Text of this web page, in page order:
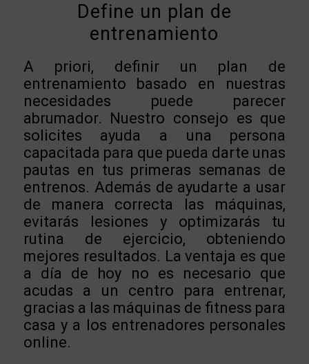
Define un plan de
entrenamiento
A priori, definir un plan de
entrenamiento basado en nuestras
necesidades puede parecer
abrumador. Nuestro consejo es que
solicites ayuda a una persona
capacitada para que pueda darte unas
pautas en tus primeras semanas de
entrenos. Además de ayudarte a usar
de manera correcta las máquinas,
evitarás lesiones y optimizarás tu
rutina de ejercicio, obteniendo
mejores resultados. La ventaja es que
a día de hoy no es necesario que
acudas a un centro para entrenar,
gracias a las máquinas de fitness para
casa y a los entrenadores personales
online.